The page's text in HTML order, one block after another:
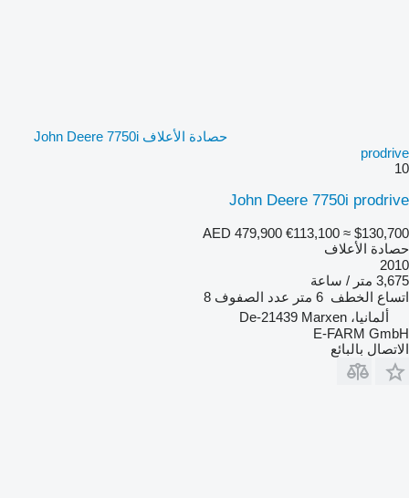
حصادة الأعلاف John Deere 7750i
prodrive
10
John Deere 7750i prodrive
AED 479,900 €113,100 ≈ $130,700
حصادة الأعلاف
2010
3,675 متر / ساعة
اتساع الخطف 6 متر عدد الصفوف 8
ألمانيا، De-21439 Marxen
E-FARM GmbH
الاتصال بالبائع